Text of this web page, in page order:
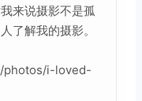
来说摄影不是孤
了解我的摄影。
photos/i-loved-